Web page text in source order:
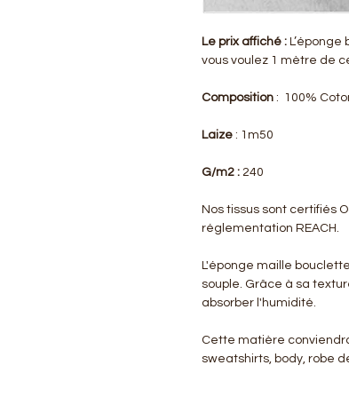
Le prix affiché :
vous voulez 1 mètre de
Composition : 100%
Laize : 1m50
G/m2 : 240
Nos tissus sont certifiés
réglementation REACH.
L'éponge maille
souple. Grâce à sa
absorber l'humidité.
Cette matière
sweatshirts, body, robe